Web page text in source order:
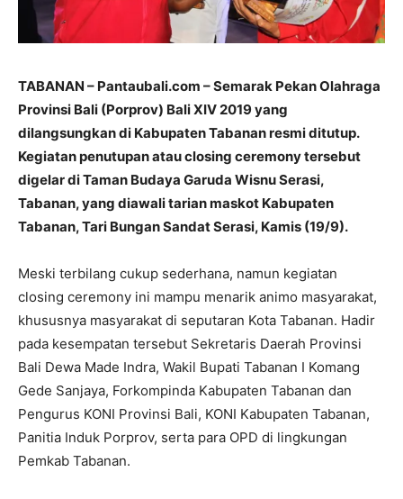
TABANAN – Pantaubali.com –Semarak Pekan Olahraga
Provinsi Bali (Porprov) Bali XIV 2019 yang
dilangsungkan di Kabupaten Tabanan resmi ditutup.
Kegiatan penutupan atau closing ceremony tersebut
digelar di Taman Budaya Garuda Wisnu Serasi,
Tabanan, yang diawali tarian maskot Kabupaten
Tabanan, Tari Bungan Sandat Serasi, Kamis (19/9).
Meski terbilang cukup sederhana, namun kegiatan
closing ceremony ini mampu menarik animo masyarakat,
khususnya masyarakat di seputaran Kota Tabanan. Hadir
pada kesempatan tersebut Sekretaris Daerah Provinsi
Bali Dewa Made Indra, Wakil Bupati Tabanan I Komang
Gede Sanjaya, Forkompinda Kabupaten Tabanan dan
Pengurus KONI Provinsi Bali, KONI Kabupaten Tabanan,
Panitia Induk Porprov, serta para OPD di lingkungan
Pemkab Tabanan.